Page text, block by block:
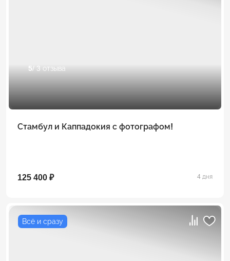
5/ 3 отзыва
Стамбул и Каппадокия с фотографом!
125 400 ₽ 4 дня
Всё и сразу